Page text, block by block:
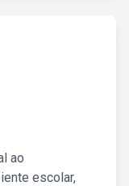
ao
escolar,